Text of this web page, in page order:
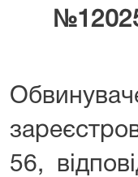
56,